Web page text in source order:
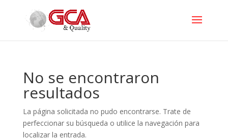
No se encontraron
resultados
La página solicitada no pudo encontrarse. Trate de
perfeccionar su búsqueda o utilice la navegación para
localizar la entrada.